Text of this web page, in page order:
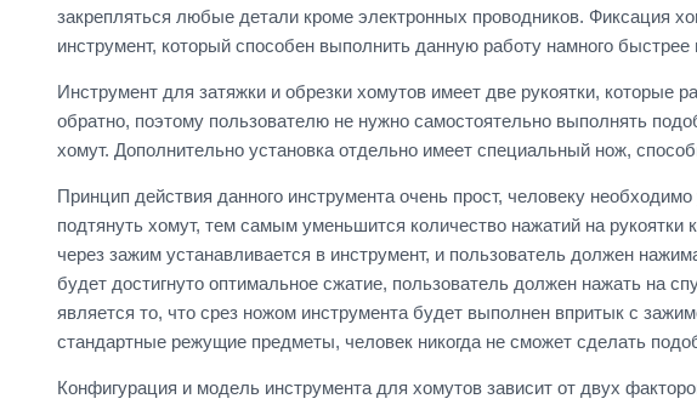
закрепляться любые детали кроме электронных проводников. Фиксация
инструмент, который способен выполнить данную работу намного быстрее
Инструмент для затяжки и обрезки хомутов имеет две рукоятки, которые
обратно, поэтому пользователю не нужно самостоятельно выполнять
хомут. Дополнительно установка отдельно имеет специальный нож,
Принцип действия данного инструмента очень прост, человеку
подтянуть хомут, тем самым уменьшится количество нажатий на рукоятки
через зажим устанавливается в инструмент, и пользователь должен
будет достигнуто оптимальное сжатие, пользователь должен нажать на
является то, что срез ножом инструмента будет выполнен впритык с
стандартные режущие предметы, человек никогда не сможет сделать
Конфигурация и модель инструмента для хомутов зависит от двух